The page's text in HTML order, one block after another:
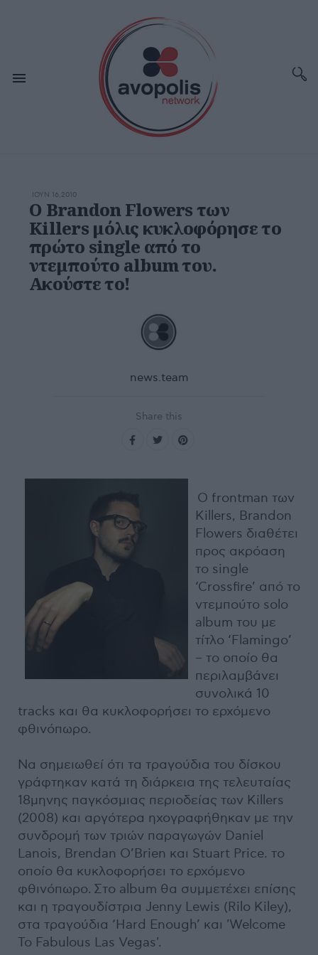
ΙΟΥΝ 16,2010
Ο Brandon Flowers των
Killers μόλις κυκλοφόρησε το
πρώτο single από το
ντεμπούτο album του.
Ακούστε το!
news.team
Share this
Ο frontman των
Killers, Brandon
Flowers διαθέτει
προς ακρόαση
το single
‘Crossfire’ από το
ντεμπούτο solo
album του με
τίτλο ‘Flamingo’
– το οποίο θα
περιλαμβάνει
συνολικά 10
tracks και θα κυκλοφορήσει το ερχόμενο
φθινόπωρο.
Να σημειωθεί ότι τα τραγούδια του δίσκου
γράφτηκαν κατά τη διάρκεια της τελευταίας
18μηνης παγκόσμιας περιοδείας των Killers
(2008) και αργότερα ηχογραφήθηκαν με την
συνδρομή των τριών παραγωγών Daniel
Lanois, Brendan O’Brien και Stuart Price. το
οποίο θα κυκλοφορήσει το ερχόμενο
φθινόπωρο. Στο album θα συμμετέχει επίσης
και η τραγουδίστρια Jenny Lewis (Rilo Kiley),
στα τραγούδια ‘Hard Enough’ και 'Welcome
To Fabulous Las Vegas'.